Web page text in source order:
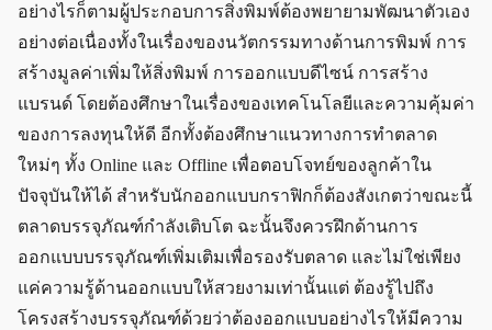
อย่างไรก็ตามผู้ประกอบการสิ่งพิมพ์ต้องพยายามพัฒนาตัวเอง
อย่างต่อเนื่องทั้งในเรื่องของนวัตกรรมทางด้านการพิมพ์ การ
สร้างมูลค่าเพิ่มให้สิ่งพิมพ์ การออกแบบดีไซน์ การสร้าง
แบรนด์ โดยต้องศึกษาในเรื่องของเทคโนโลยีและความคุ้มค่า
ของการลงทุนให้ดี อีกทั้งต้องศึกษาแนวทางการทำตลาด
ใหม่ๆ ทั้ง Online และ Offline เพื่อตอบโจทย์ของลูกค้าใน
ปัจจุบันให้ได้ สำหรับนักออกแบบกราฟิกก็ต้องสังเกตว่าขณะนี้
ตลาดบรรจุภัณฑ์กำลังเติบโต ฉะนั้นจึงควรฝึกด้านการ
ออกแบบบรรจุภัณฑ์เพิ่มเติมเพื่อรองรับตลาด และไม่ใช่เพียง
แค่ความรู้ด้านออกแบบให้สวยงามเท่านั้นแต่ ต้องรู้ไปถึง
โครงสร้างบรรจุภัณฑ์ด้วยว่าต้องออกแบบอย่างไรให้มีความ